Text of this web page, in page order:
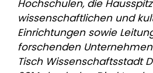
Hochschulen, die
wissenschaftlichen und
Einrichtungen sowie
forschenden
Tisch Wissenschaftsstadt